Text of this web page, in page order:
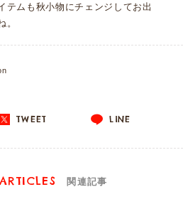
テムも秋小物にチェンジしてお出
。
TWEET LINE
関連記事